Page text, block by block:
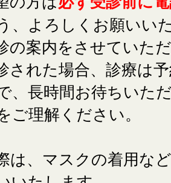
、よろしくお願いい
の案内をさせていた
された場合、診療は
、長時間お待ちいた
ご理解ください。
は、マスクの着用な